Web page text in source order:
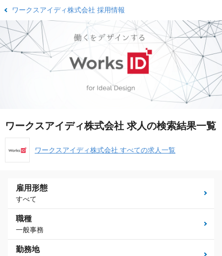
ワークスアイディ株式会社 採用情報
ワークスアイディ株式会社 求人の検索結果一覧
ワークスアイディ株式会社 すべての求人一覧
雇用形態
すべて
職種
一般事務
勤務地